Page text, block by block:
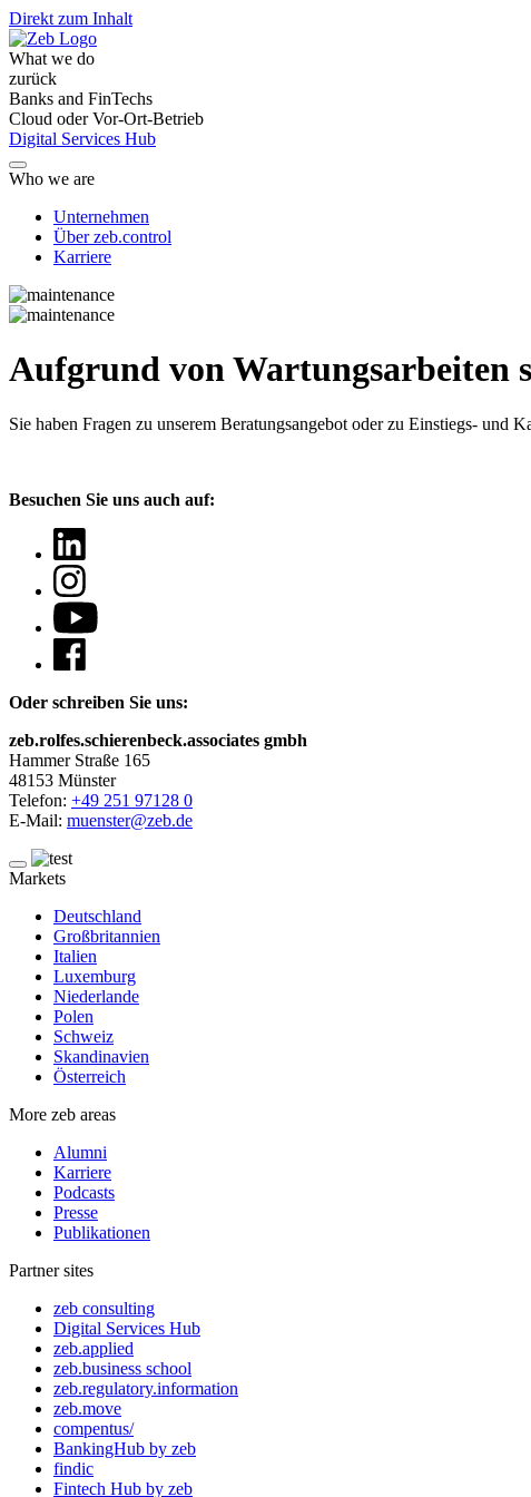
Direkt zum Inhalt
What we do
zurück
Banks and FinTechs
Cloud oder Vor-Ort-Betrieb
Digital Services Hub
Who we are
Unternehmen
Über zeb.control
Karriere
Aufgrund von Wartungsarbeiten
Sie haben Fragen zu unserem Beratungsangebot oder zu Einstiegs- und
Besuchen Sie uns auch auf:
Oder schreiben Sie uns:
zeb.rolfes.schierenbeck.associates gmbh
Hammer Straße 165
48153 Münster
Telefon: +49 251 97128 0
E-Mail: muenster@zeb.de
Markets
Deutschland
Großbritannien
Italien
Luxemburg
Niederlande
Polen
Schweiz
Skandinavien
Österreich
More zeb areas
Alumni
Karriere
Podcasts
Presse
Publikationen
Partner sites
zeb consulting
Digital Services Hub
zeb.applied
zeb.business school
zeb.regulatory.information
zeb.move
compentus/
BankingHub by zeb
findic
Fintech Hub by zeb